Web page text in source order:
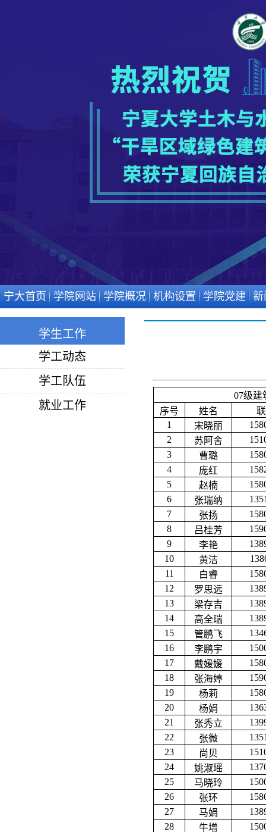
宁大首页 学院网站 学院概况 机构设置 学院党建 新
学生工作
学工动态
学工队伍
就业工作
07级建
序号
姓名
1
宋晓丽
2
苏阿舍
3
曹璐
4
庞红
5
赵楠
6
张瑞纳
7
张扬
8
吕桂芳
9
李艳
10
黄洁
11
白睿
12
罗思远
13
梁存吉
14
高全瑞
15
管鹏飞
16
李鹏宇
17
戴媛媛
18
张海婷
19
杨莉
20
杨娟
21
张秀立
22
张微
23
尚贝
24
姚淑瑶
25
马晓玲
26
张环
27
马娟
28
牛增